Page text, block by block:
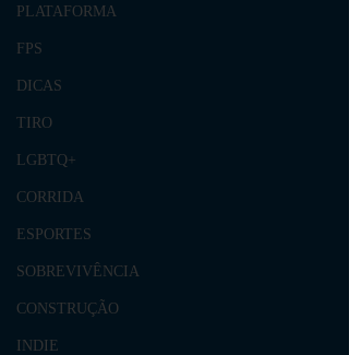
PLATAFORMA
FPS
DICAS
TIRO
LGBTQ+
CORRIDA
ESPORTES
SOBREVIVÊNCIA
CONSTRUÇÃO
INDIE